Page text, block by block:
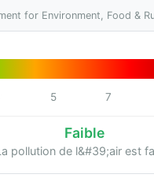
for Environment, Food &
5 7
Faible
pollution de l&#39;air est